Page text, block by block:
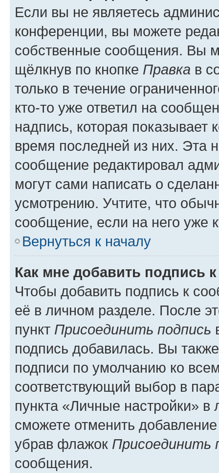
Если вы не являетесь
конференции, вы можете
собственные сообщения. Вы
щёлкнув по кнопке Правка в
только в течение
кто-то уже ответил на
надпись, которая показывает
время последней из них. Эта
сообщение редактировал
могут сами написать о
усмотрению. Учтите, что
сообщение, если на него уже
Вернуться к началу
Как мне добавить подпись
Чтобы добавить подпись к
её в личном разделе. После
пункт Присоединить подпись
подпись добавилась. Вы
подписи по умолчанию ко
соответствующий выбор в
пункта «Личные настройки»
сможете отменить
убрав флажок Присоединить
сообщения.